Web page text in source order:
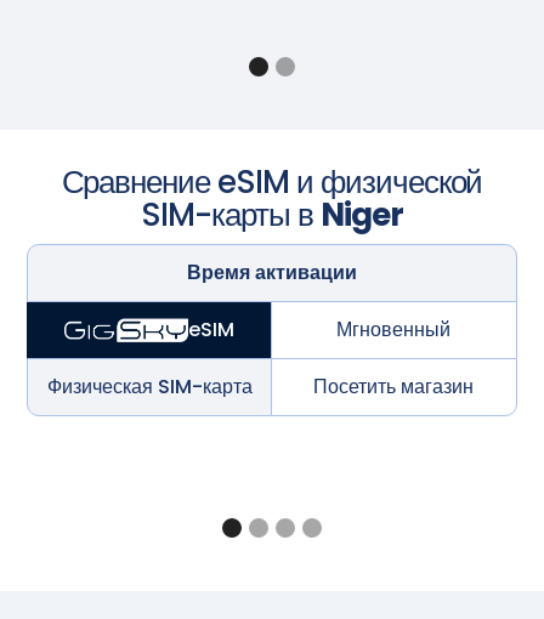
Сравнение eSIM и физической
SIM-карты в Niger
Время активации
eSIM Мгновенный
Физическая SIM-карта Посетить магазин